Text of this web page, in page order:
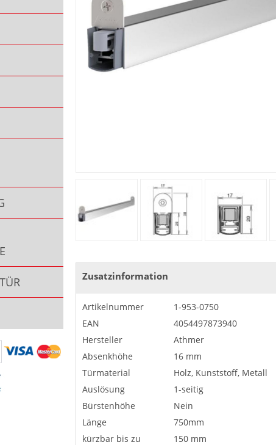
Zusatzinformation
Artikelnummer
1-953-0750
EAN
4054497873940
Hersteller
Athmer
Absenkhöhe
16 mm
Türmaterial
Holz, Kunststoff, Metall
Auslösung
1-seitig
Bürstenhöhe
Nein
Länge
750mm
kürzbar bis zu
150 mm